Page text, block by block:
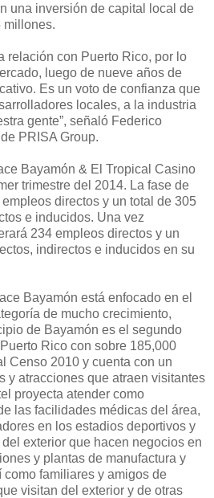
una inversión de capital local de
millones.
relación con Puerto Rico, por lo
luego de nueve años de
Es un voto de confianza que
locales, a la industria
gente”, señaló Federico
PRISA Group.
Bayamón & El Tropical Casino
trimestre del 2014. La fase de
directos y un total de 305
e inducidos. Una vez
234 empleos directos y un
indirectos e inducidos en su
Bayamón está enfocado en el
de mucho crecimiento,
de Bayamón es el segundo
Rico con sobre 185,000
Censo 2010 y cuenta con un
y atracciones que atraen visitantes
proyecta atender como
las facilidades médicas del área,
en los estadios deportivos y
exterior que hacen negocios en
y plantas de manufactura y
familiares y amigos de
visitan del exterior y de otras